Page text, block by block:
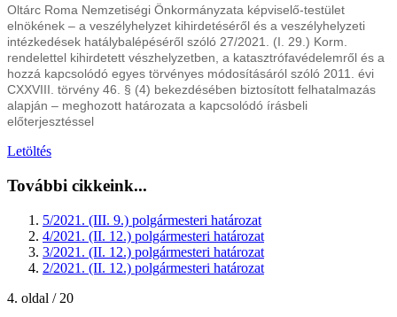
Oltárc Roma Nemzetiségi Önkormányzata képviselő-testület
elnökének – a veszélyhelyzet kihirdetéséről és a veszélyhelyzeti
intézkedések hatálybalépéséről szóló 27/2021. (I. 29.) Korm.
rendelettel kihirdetett vészhelyzetben, a katasztrófavédelemről és a
hozzá kapcsolódó egyes törvényes módosításáról szóló 2011. évi
CXXVIII. törvény 46. § (4) bekezdésében biztosított felhatalmazás
alapján – meghozott határozata a kapcsolódó írásbeli
előterjesztéssel
Letöltés
További cikkeink...
5/2021. (III. 9.) polgármesteri határozat
4/2021. (II. 12.) polgármesteri határozat
3/2021. (II. 12.) polgármesteri határozat
2/2021. (II. 12.) polgármesteri határozat
4. oldal / 20